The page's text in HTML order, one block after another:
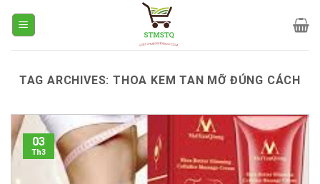
TAG ARCHIVES:THOA KEM TAN MỠ ĐÚNG CÁCH
03
Th3